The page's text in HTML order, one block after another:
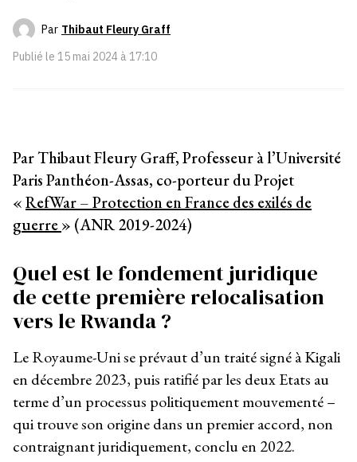
Par Thibaut Fleury Graff
Publié le 15 mai 2024 à 17:10
Par Thibaut Fleury Graff, Professeur à l’Université
Paris Panthéon-Assas, co-porteur du Projet
«RefWar – Protection en France des exilés de
guerre» (ANR 2019-2024)
Quel est le fondement juridique
de cette première relocalisation
vers le Rwanda ?
Le Royaume-Uni se prévaut d’un traité signé à Kigali
en décembre 2023, puis ratifié par les deux Etats au
terme d’un processus politiquement mouvementé –
qui trouve son origine dans un premier accord, non
contraignant juridiquement, conclu en 2022.